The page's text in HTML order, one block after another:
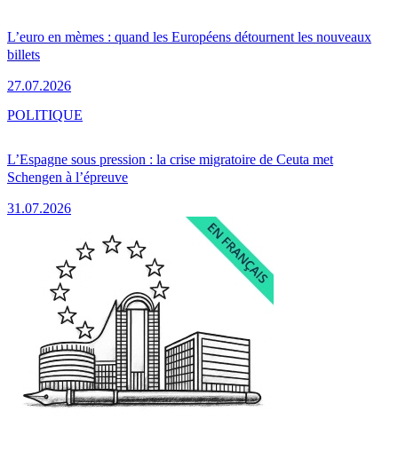
L’euro en mèmes : quand les Européens détournent les nouveaux
billets
27.07.2026
L’Espagne sous pression : la crise migratoire de Ceuta met
Schengen à l’épreuve
31.07.2026
POLITIQUE